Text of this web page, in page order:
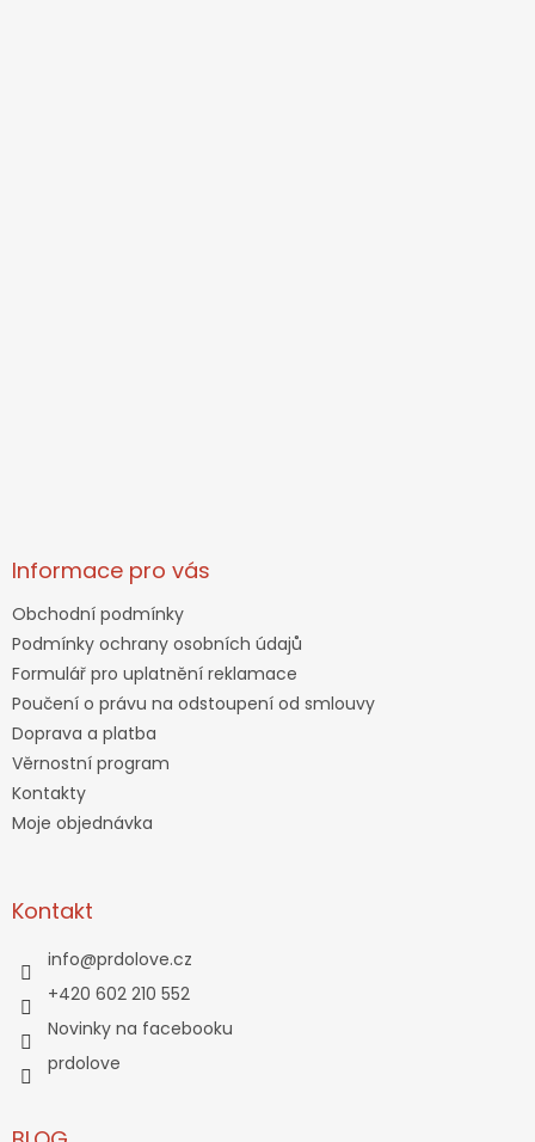
Informace pro vás
Obchodní podmínky
Podmínky ochrany osobních údajů
Formulář pro uplatnění reklamace
Poučení o právu na odstoupení od smlouvy
Doprava a platba
Věrnostní program
Kontakty
Moje objednávka
Kontakt
info@prdolove.cz
+420 602 210 552
Novinky na facebooku
prdolove